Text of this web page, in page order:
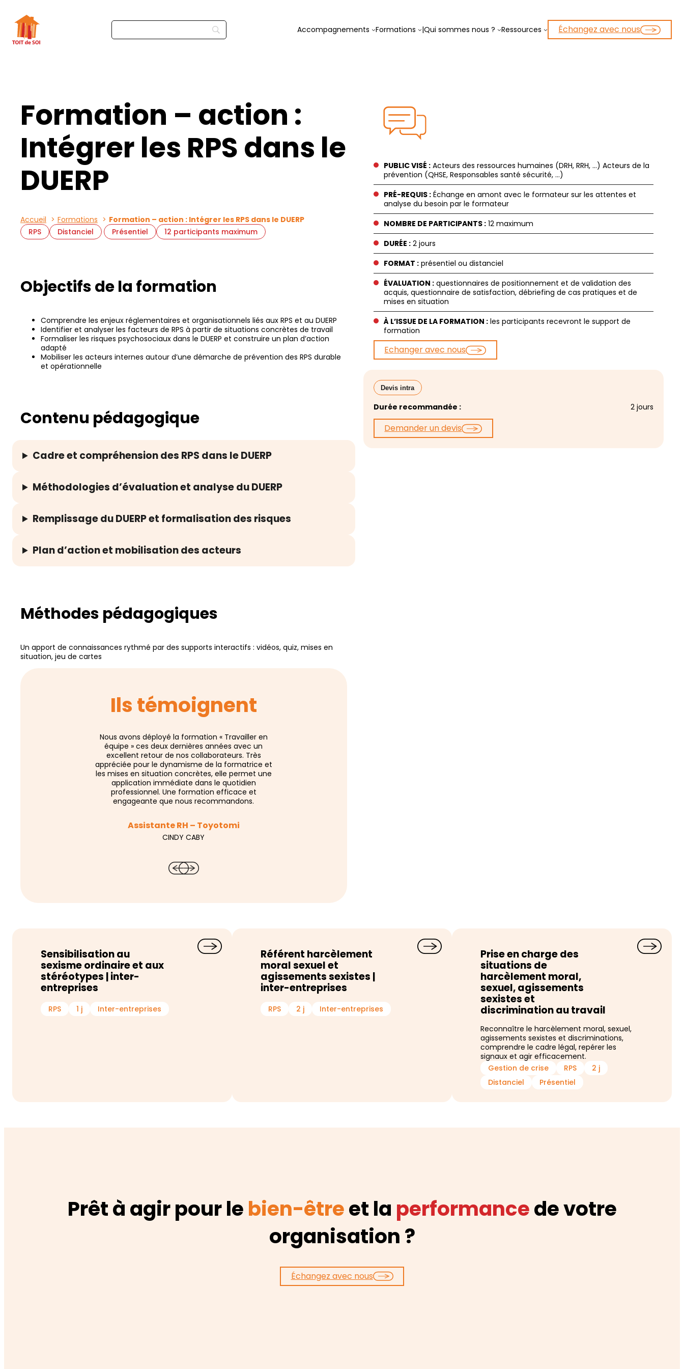
Accompagnements Formations |Qui sommes nous ? Ressources Échangez avec nous
Formation – action :
Intégrer les RPS dans le
DUERP
Accueil Formations
Formation – action : Intégrer les RPS dans le DUERP
RPS
Distanciel Présentiel 12 participants maximum
Objectifs de la formation
Comprendre les enjeux réglementaires et organisationnels liés aux RPS et au DUERP
Identifier et analyser les facteurs de RPS à partir de situations concrètes de travail
Formaliser les risques psychosociaux dans le DUERP et construire un plan d’action
adapté
Mobiliser les acteurs internes autour d’une démarche de prévention des RPS durable
et opérationnelle
Contenu pédagogique
Cadre et compréhension des RPS dans le DUERP
Méthodologies d’évaluation et analyse du DUERP
Remplissage du DUERP et formalisation des risques
Plan d’action et mobilisation des acteurs
Méthodes pédagogiques
Un apport de connaissances rythmé par des supports interactifs : vidéos, quiz, mises en
situation, jeu de cartes
Ils témoignent
Nous avons déployé la formation « Travailler en
équipe » ces deux dernières années avec un
excellent retour de nos collaborateurs. Très
appréciée pour le dynamisme de la formatrice et
les mises en situation concrètes, elle permet une
application immédiate dans le quotidien
professionnel. Une formation efficace et
engageante que nous recommandons.
Assistante RH – Toyotomi
CINDY CABY
PUBLIC VISÉ :Acteurs des ressources humaines (DRH, RRH, …) Acteurs de la
prévention (QHSE, Responsables santé sécurité, …)
PRÉ-REQUIS :Échange en amont avec le formateur sur les attentes et
analyse du besoin par le formateur
NOMBRE DE PARTICIPANTS :12 maximum
DURÉE :2 jours
FORMAT :présentiel ou distanciel
ÉVALUATION :questionnaires de positionnement et de validation des
acquis, questionnaire de satisfaction, débriefing de cas pratiques et de
mises en situation
À L’ISSUE DE LA FORMATION :les participants recevront le support de
formation
Echanger avec nous
Devis intra
Durée recommandée : 2 jours
Demander un devis
Sensibilisation au
sexisme ordinaire et aux
stéréotypes | inter-
entreprises
RPS 1 j Inter-entreprises
Référent harcèlement
moral sexuel et
agissements sexistes |
inter-entreprises
RPS 2 j Inter-entreprises
Prise en charge des
situations de
harcèlement moral,
sexuel, agissements
sexistes et
discrimination au travail
Reconnaître le harcèlement moral, sexuel,
agissements sexistes et discriminations,
comprendre le cadre légal, repérer les
signaux et agir efficacement.
Gestion de crise
RPS
2 j
Distanciel
Présentiel
Prêt à agir pour le bien-êtreet la performancede votre
organisation ?
Échangez avec nous